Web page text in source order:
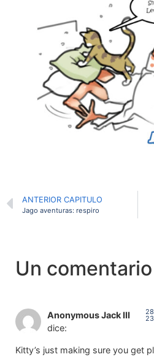
ANTERIOR CAPITULO
Jago aventuras: respiro
Un comentario
Anonymous Jack III
dice:
Kitty’s just making sure you get